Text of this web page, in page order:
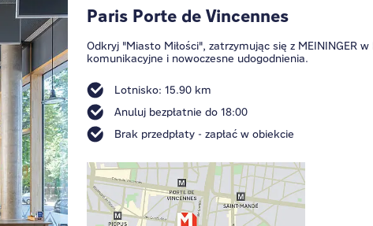
Paris Porte de Vincennes
Odkryj "Miasto Miłości", zatrzymując się z MEININGER w
komunikacyjne i nowoczesne udogodnienia.
Lotnisko: 15.90 km
Anuluj bezpłatnie do 18:00
Brak przedpłaty - zapłać w obiekcie